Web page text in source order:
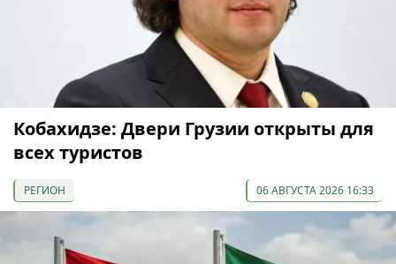
Кобахидзе: Двери Грузии открыты для
всех туристов
РЕГИОН 06 АВГУСТА 2026 16:33